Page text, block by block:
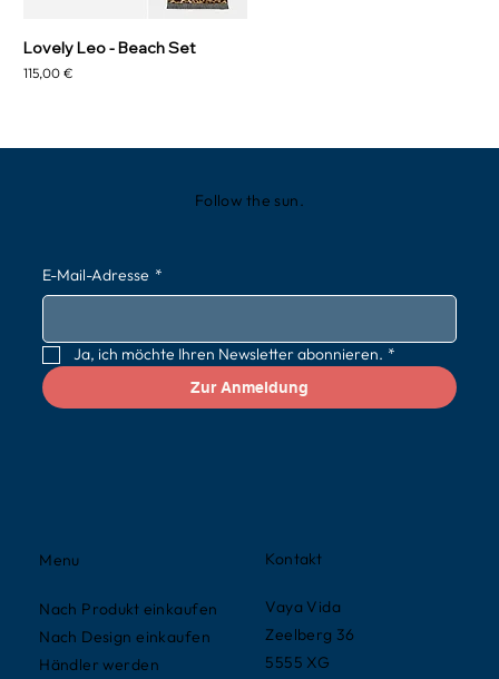
Lovely Leo - Beach Set
Preis
115,00 €
Kontakt
Vaya Vida
Zeelberg 36
5555 XG
Menu
Nach Produkt einkaufen
Nach Design einkaufen
Händler werden
Follow the sun.
E-Mail-Adresse *
Ja, ich möchte Ihren Newsletter abonnieren. *
Zur Anmeldung